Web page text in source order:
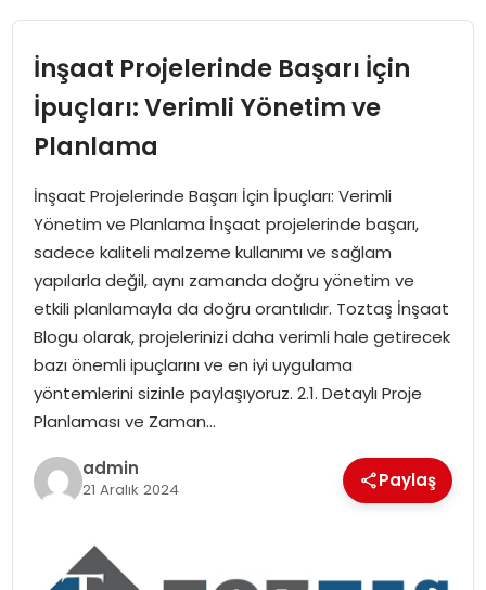
SAĞLIK
SPOR
MAGAZIN
SPOR
EĞITIM
OTOMOBIL
TEKNOLOJI
EKONOMI
İnşaat Projelerinde Başarı İçin
İpuçları: Verimli Yönetim ve
Planlama
İnşaat Projelerinde Başarı İçin İpuçları: Verimli
Yönetim ve Planlama İnşaat projelerinde başarı,
sadece kaliteli malzeme kullanımı ve sağlam
yapılarla değil, aynı zamanda doğru yönetim ve
etkili planlamayla da doğru orantılıdır. Toztaş İnşaat
Blogu olarak, projelerinizi daha verimli hale getirecek
bazı önemli ipuçlarını ve en iyi uygulama
yöntemlerini sizinle paylaşıyoruz. 2.1. Detaylı Proje
Planlaması ve Zaman…
admin
21 Aralık 2024 Paylaş